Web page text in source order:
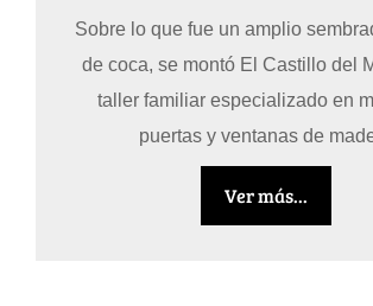
Sobre lo que fue un amplio
de coca, se montó El Castillo del
taller familiar especializado en
puertas y ventanas de
Ver más...